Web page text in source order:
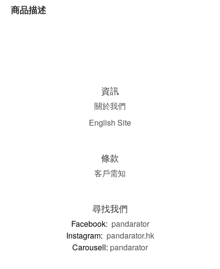
商品描述
資訊
關於我們
English Site
條款
客戶需知
尋找我們
Facebook: pandarator
Instagram: pandarator.hk
Carousell: pandarator